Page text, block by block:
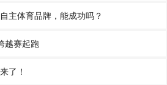
主体育品牌，能成功吗？
越赛起跑
了！